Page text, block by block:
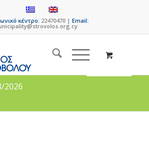
κέντρο: 22470470 |Email:
2026